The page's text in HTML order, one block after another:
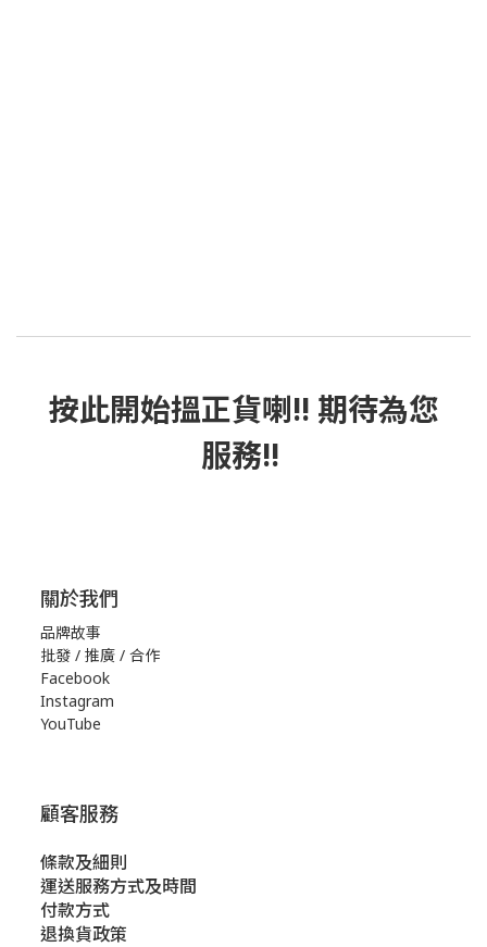
按此開始搵正貨喇!! 期待為您
服務!!
關於我們
品牌故事
批發 / 推廣 / 合作
Facebook
Instagram
YouTube
顧客服務
條款及細則
運送服務方式及時間
付款方式
退換貨政策